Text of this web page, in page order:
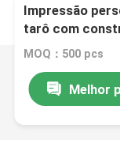
Impressão
tarô com
ODM
MOQ：500 pcs
Melhor